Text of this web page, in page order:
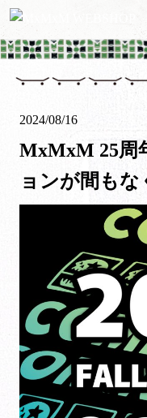
2024/08/16
MxMxM 25周
ョンが間もな